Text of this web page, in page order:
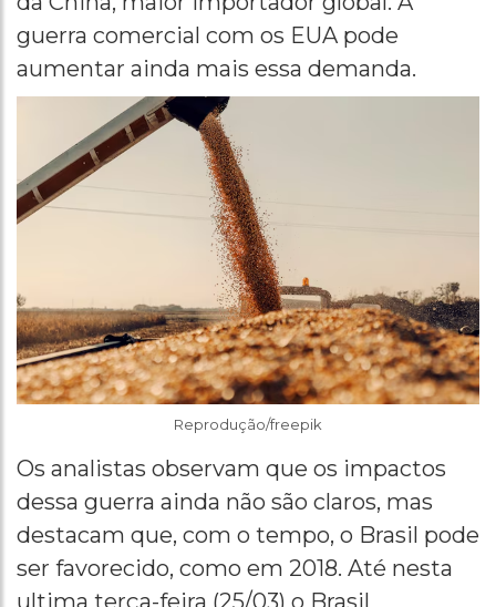
guerra comercial com os EUA pode
aumentar ainda mais essa demanda.
Reprodução/freepik
Os analistas observam que os impactos
dessa guerra ainda não são claros, mas
destacam que, com o tempo, o Brasil pode
ser favorecido, como em 2018. Até nesta
ultima terça-feira (25/03) o Brasil